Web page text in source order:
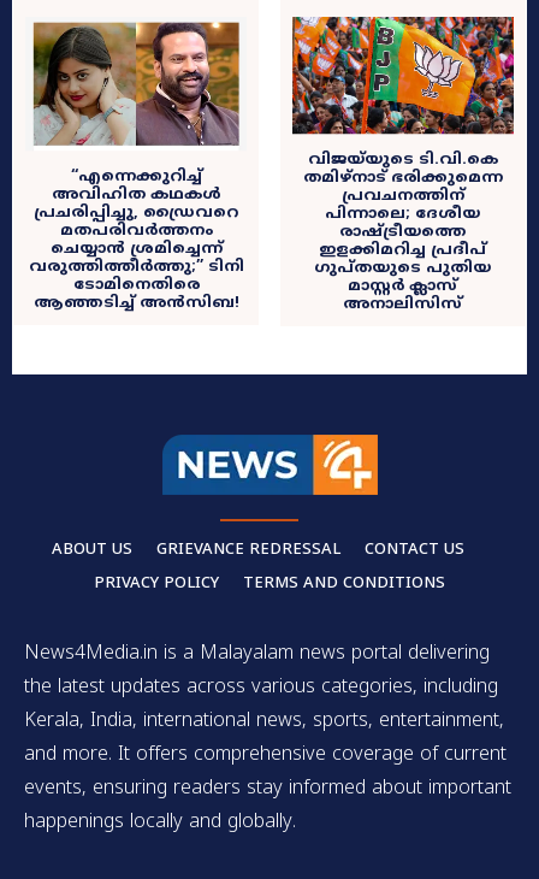
​“എന്നെക്കുറിച്ച്
അവിഹിത കഥകൾ
പ്രചരിപ്പിച്ചു, ഡ്രൈവറെ
മതപരിവർത്തനം
ചെയ്യാൻ ശ്രമിച്ചെന്ന്
വരുത്തിത്തീർത്തു;” ടിനി
ടോമിനെതിരെ
ആഞ്ഞടിച്ച് അൻസിബ!
വിജയ്‌യുടെ ടി.വി.കെ
തമിഴ്‌നാട് ഭരിക്കുമെന്ന
പ്രവചനത്തിന്
പിന്നാലെ; ദേശീയ
രാഷ്ട്രീയത്തെ
ഇളക്കിമറിച്ച പ്രദീപ്
ഗുപ്തയുടെ പുതിയ
മാസ്റ്റർ ക്ലാസ്
അനാലിസിസ്
ABOUT US GRIEVANCE REDRESSAL
CONTACT US
PRIVACY POLICY
TERMS AND CONDITIONS
News4Media.in is a Malayalam news portal delivering
the latest updates across various categories, including
Kerala, India, international news, sports, entertainment,
and more. It offers comprehensive coverage of current
events, ensuring readers stay informed about important
happenings locally and globally.